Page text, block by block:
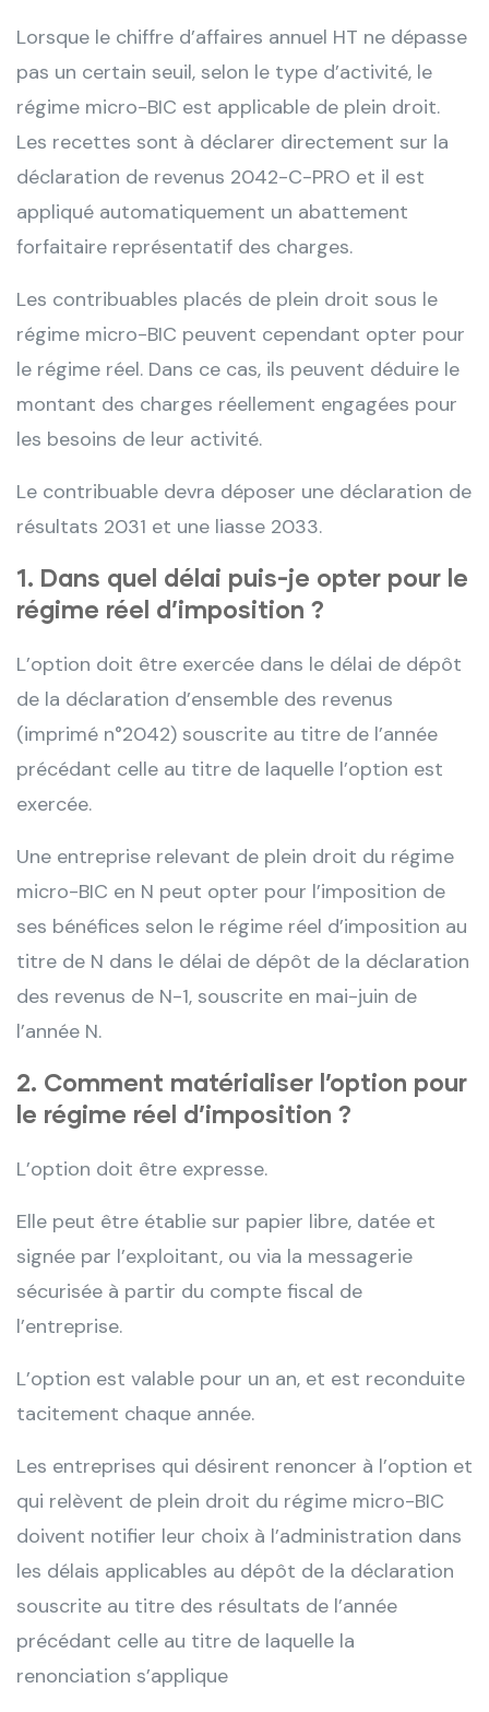
Lorsque le chiffre d’affaires annuel HT ne dépasse
pas un certain seuil, selon le type d’activité, le
régime micro-BIC est applicable de plein droit.
Les recettes sont à déclarer directement sur la
déclaration de revenus 2042-C-PRO et il est
appliqué automatiquement un abattement
forfaitaire représentatif des charges.
Les contribuables placés de plein droit sous le
régime micro-BIC peuvent cependant opter pour
le régime réel. Dans ce cas, ils peuvent déduire le
montant des charges réellement engagées pour
les besoins de leur activité.
Le contribuable devra déposer une déclaration de
résultats 2031 et une liasse 2033.
1. Dans quel délai puis-je opter pour le
régime réel d’imposition ?
L’option doit être exercée dans le délai de dépôt
de la déclaration d’ensemble des revenus
(imprimé n°2042) souscrite au titre de l’année
précédant celle au titre de laquelle l’option est
exercée.
Une entreprise relevant de plein droit du régime
micro-BIC en N peut opter pour l’imposition de
ses bénéfices selon le régime réel d’imposition au
titre de N dans le délai de dépôt de la déclaration
des revenus de N-1, souscrite en mai-juin de
l’année N.
2. Comment matérialiser l’option pour
le régime réel d’imposition ?
L’option doit être expresse.
Elle peut être établie sur papier libre, datée et
signée par l’exploitant, ou via la messagerie
sécurisée à partir du compte fiscal de
l’entreprise.
L’option est valable pour un an, et est reconduite
tacitement chaque année.
Les entreprises qui désirent renoncer à l’option et
qui relèvent de plein droit du régime micro-BIC
doivent notifier leur choix à l’administration dans
les délais applicables au dépôt de la déclaration
souscrite au titre des résultats de l’année
précédant celle au titre de laquelle la
renonciation s’applique